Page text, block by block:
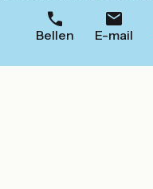
Bellen E-mail